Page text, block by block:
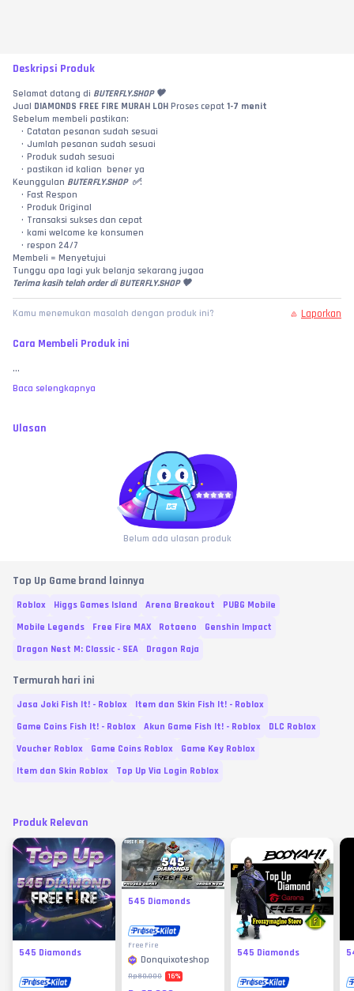
Deskripsi Produk
Selamat datang di BUTERFLY.SHOP 🤎
Jual DIAMONDS FREE FIRE MURAH LOH Proses cepat 1-7 menit
Sebelum membeli pastikan:
Catatan pesanan sudah sesuai
Jumlah pesanan sudah sesuai
Produk sudah sesuai
pastikan id kalian  bener ya
Keunggulan BUTERFLY.SHOP  ✅:
Fast Respon
Produk Original
Transaksi sukses dan cepat
respon 24/7
Membeli = Menyetujui
Tunggu apa lagi yuk belanja sekarang jugaa
Terima kasih telah order di BUTERFLY.SHOP 🤎
Kamu menemukan masalah dengan produk ini? Laporkan
Cara Membeli Produk ini
...
Baca selengkapnya
Ulasan
Belum ada ulasan produk
Top Up Game brand lainnya
Roblox Higgs Games Island Arena Breakout
PUBG Mobile
Mobile Legends
Free Fire MAX Rotaeno
Genshin Impact
Dragon Nest M: Classic - SEA
Dragon Raja
Termurah hari ini
Jasa Joki Fish It! - Roblox
Item dan Skin Fish It! - Roblox
Game Coins Fish It! - Roblox
Akun Game Fish It! - Roblox
DLC Roblox
Voucher Roblox
Game Coins Roblox
Game Key Roblox
Item dan Skin Roblox
Top Up Via Login Roblox
Produk Relevan
545 Diamonds
545 Diamonds
Free Fire
Donquixoteshop
Rp80.000 16%
545 Diamonds